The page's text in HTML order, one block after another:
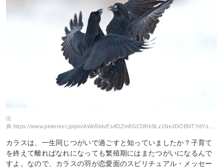
出
典:https://www.pinterest.jp/pin/AWn5bIvEs4DZm8GCDRk9Lz1NeJDOBNTYdYsgChJ9eLLIp6YILFY7GJc/
カラスは、一生同じつがいで過ごすと知っていましたか？子育て
を終えて離ればなれになっても繁殖期にはまたつがいになるんで
すよ。なので、カラスの羽が恋愛面のスピリチュアル・メッセー